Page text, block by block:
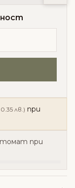
лв.) при
при